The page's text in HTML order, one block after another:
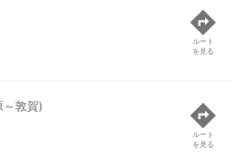
ルート
を見る
～敦賀)
ルート
を見る